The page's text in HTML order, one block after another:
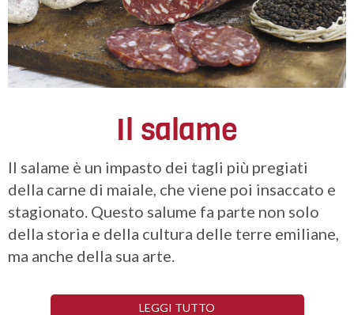
Il salame
Il salame è un impasto dei tagli più pregiati
della carne di maiale, che viene poi insaccato e
stagionato. Questo salume fa parte non solo
della storia e della cultura delle terre emiliane,
ma anche della sua arte.
LEGGI TUTTO